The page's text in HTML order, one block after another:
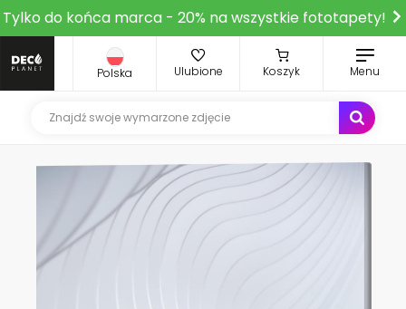
Tylko do końca marca - 20% na wszystkie fototapety!
Polska Ulubione Koszyk Menu